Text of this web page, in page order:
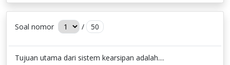
Soal nomor / 50
Tujuan utama dari sistem kearsipan adalah....